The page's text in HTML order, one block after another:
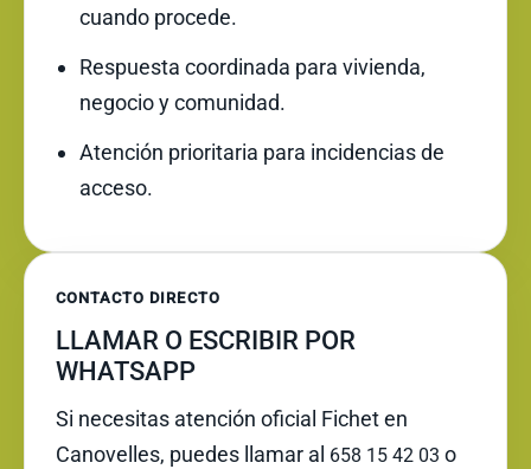
cuando procede.
Respuesta coordinada para vivienda,
negocio y comunidad.
Atención prioritaria para incidencias de
acceso.
CONTACTO DIRECTO
LLAMAR O ESCRIBIR POR
WHATSAPP
Si necesitas atención oficial Fichet en
Canovelles, puedes llamar al 658 15 42 03 o